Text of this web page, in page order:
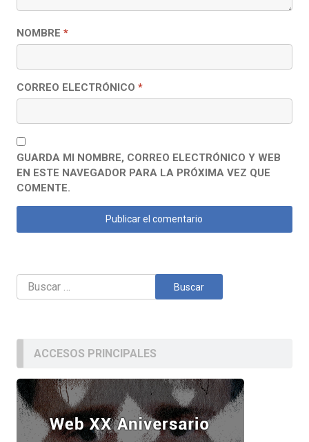
NOMBRE *
CORREO ELECTRÓNICO *
GUARDA MI NOMBRE, CORREO ELECTRÓNICO Y WEB
EN ESTE NAVEGADOR PARA LA PRÓXIMA VEZ QUE
COMENTE.
Buscar:
ACCESOS PRINCIPALES